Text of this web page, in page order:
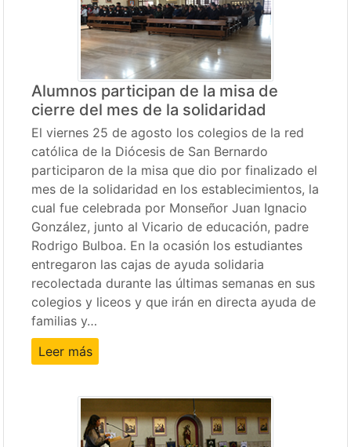
Alumnos participan de la misa de
cierre del mes de la solidaridad
El viernes 25 de agosto los colegios de la red
católica de la Diócesis de San Bernardo
participaron de la misa que dio por finalizado el
mes de la solidaridad en los establecimientos, la
cual fue celebrada por Monseñor Juan Ignacio
González, junto al Vicario de educación, padre
Rodrigo Bulboa. En la ocasión los estudiantes
entregaron las cajas de ayuda solidaria
recolectada durante las últimas semanas en sus
colegios y liceos y que irán en directa ayuda de
familias y…
Leer más